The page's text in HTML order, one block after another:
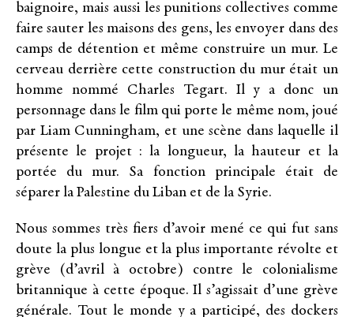
baignoire, mais aussi les punitions collectives comme
faire sauter les maisons des gens, les envoyer dans des
camps de détention et même construire un mur. Le
cerveau derrière cette construction du mur était un
homme nommé Charles Tegart. Il y a donc un
personnage dans le film qui porte le même nom, joué
par Liam Cunningham, et une scène dans laquelle il
présente le projet : la longueur, la hauteur et la
portée du mur. Sa fonction principale était de
séparer la Palestine du Liban et de la Syrie.
Nous sommes très fiers d’avoir mené ce qui fut sans
doute la plus longue et la plus importante révolte et
grève (d’avril à octobre) contre le colonialisme
britannique à cette époque. Il s’agissait d’une grève
générale. Tout le monde y a participé, des dockers